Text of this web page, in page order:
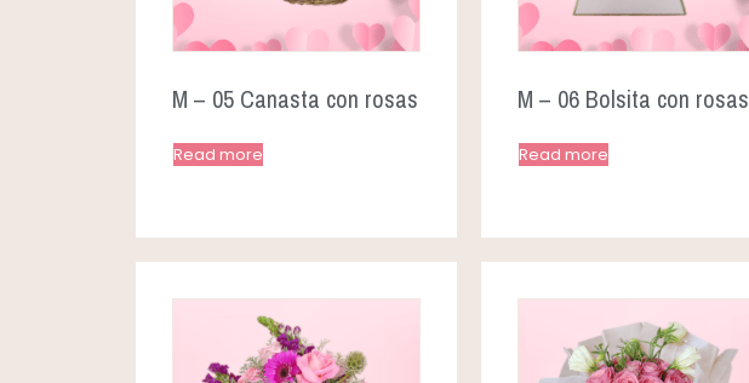
M – 05 Canasta con rosas
Read more
M – 06 Bolsita con rosas
Read more